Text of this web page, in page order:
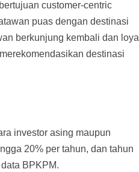
customer-centric
puas dengan destinasi
berkunjung kembali dan loyal
destinasi
investor asing maupun
20% per tahun, dan tahun
BPKPM.